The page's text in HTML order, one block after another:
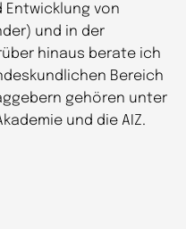
Entwicklung von
und in der
hinaus berate ich
Bereich
gehören unter
und die AIZ.